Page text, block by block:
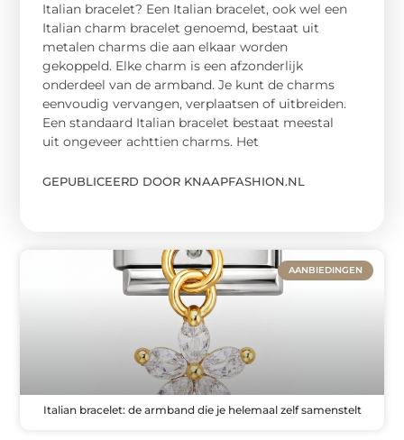
Italian bracelet? Een Italian bracelet, ook wel een
Italian charm bracelet genoemd, bestaat uit
metalen charms die aan elkaar worden
gekoppeld. Elke charm is een afzonderlijk
onderdeel van de armband. Je kunt de charms
eenvoudig vervangen, verplaatsen of uitbreiden.
Een standaard Italian bracelet bestaat meestal
uit ongeveer achttien charms. Het
GEPUBLICEERD DOOR KNAAPFASHION.NL
AANBIEDINGEN
Italian bracelet: de armband die je helemaal zelf samenstelt